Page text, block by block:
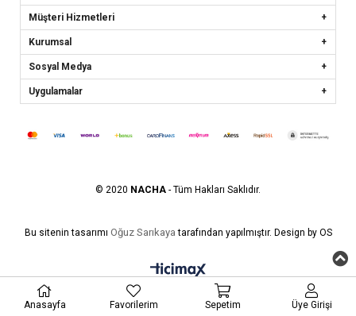
Müşteri Hizmetleri
Kurumsal
Sosyal Medya
Uygulamalar
© 2020 NACHA - Tüm Hakları Saklıdır.
Bu sitenin tasarımı Oğuz Sarıkaya tarafından yapılmıştır. Design by OS
Anasayfa Favorilerim Sepetim Üye Girişi